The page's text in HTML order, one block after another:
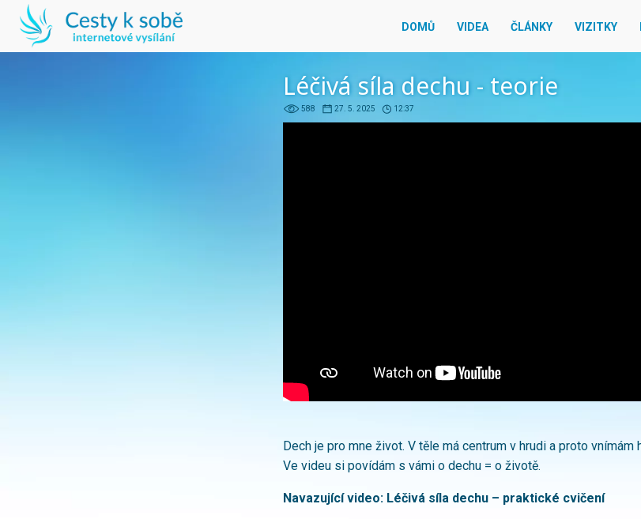
DOMŮ VIDEA ČLÁNKY VIZITKY
Léčivá síla dechu - teorie
588 27. 5. 2025 12:37
Dech je pro mne život. V těle má centrum v hrudi a proto vnímám
Ve videu si povídám s vámi o dechu = o životě.
Navazující video: Léčivá síla dechu – praktické cvičení